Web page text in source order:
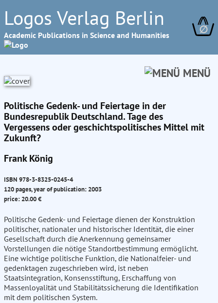
Logos Verlag Berlin
Academic Publications in Science and Humanities ∅
MENÜ
Politische Gedenk- und Feiertage in der
Bundesrepublik Deutschland. Tage des
Vergessens oder geschichtspolitisches Mittel mit
Zukunft?
Frank König
ISBN 978-3-8325-0245-4
120 pages, year of publication: 2003
price: 20.00 €
Politische Gedenk- und Feiertage dienen der Konstruktion
politischer, nationaler und historischer Identität, die einer
Gesellschaft durch die Anerkennung gemeinsamer
Vorstellungen die nötige Standortbestimmung ermöglicht.
Eine wichtige politische Funktion, die Nationalfeier- und
gedenktagen zugeschrieben wird, ist neben
Staatsintegration, Konsensstiftung, Erschaffung von
Massenloyalität und Stabilitätssicherung die Identifikation
mit dem politischen System.